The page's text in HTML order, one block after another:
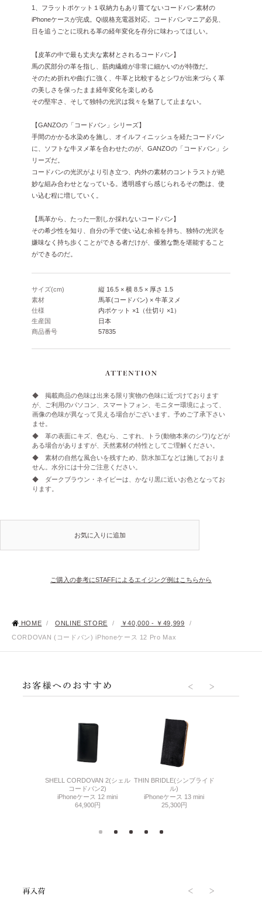
1、フラットポケット１収納力もあり嘗てないコードバン素材の
iPhoneケースが完成。Qi規格充電器対応。コードバンマニア必見、
日を追うごとに現れる革の経年変化を存分に味わってほしい。
【皮革の中で最も丈夫な素材とされるコードバン】
馬の尻部分の革を指し、筋肉繊維が非常に細かいのが特徴だ。
そのため折れや曲げに強く、牛革と比較するとシワが出来づらく革
の美しさを保ったまま経年変化を楽しめる
その堅牢さ、そして独特の光沢は我々を魅了して止まない。
【GANZOの「コードバン」シリーズ】
手間のかかる水染めを施し、オイルフィニッシュを経たコードバン
に、ソフトな牛ヌメ革を合わせたのが、GANZOの「コードバン」シ
リーズだ。
コードバンの光沢がより引き立つ、内外の素材のコントラストが絶
妙な組み合わせとなっている。透明感すら感じられるその艶は、使
い込む程に増していく。
【馬革から、たった一割しか採れないコードバン】
その希少性を知り、自分の手で使い込む余裕を持ち、独特の光沢を
嫌味なく持ち歩くことができる者だけが、優雅な艶を堪能すること
ができるのだ。
サイズ(cm)
縦 16.5 × 横 8.5 × 厚さ 1.5
素材
馬革(コードバン) × 牛革ヌメ
仕様
内ポケット ×1（仕切り ×1）
生産国
日本
商品番号
57835
◆ 掲載商品の色味は出来る限り実物の色味に近づけております
が、ご利用のパソコン、スマートフォン、モニター環境によって、
画像の色味が異なって見える場合がございます。予めご了承下さい
ませ。
◆ 革の表面にキズ、色むら、こすれ、トラ(動物本来のシワ)などが
ある場合がありますが、天然素材の特性としてご理解ください。
◆ 素材の自然な風合いを残すため、防水加工などは施しておりま
せん。水分には十分ご注意ください。
◆ ダークブラウン・ネイビーは、かなり黒に近いお色となってお
ります。
お気に入りに追加
ご購入の参考にSTAFFによるエイジング例はこちらから
HOME / ONLINE STORE / ￥40,000 - ￥49,999
/
CORDOVAN (コードバン) iPhoneケース 12 Pro Max
SHELL CORDOVAN 2(シェル
コードバン2)
iPhoneケース 12 mini
64,900円
THIN BRIDLE(シンブライド
ル)
iPhoneケース 13 mini
25,300円